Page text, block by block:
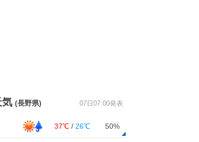
気 (長野県) 07日07:00発表
37℃ / 26℃ 50%